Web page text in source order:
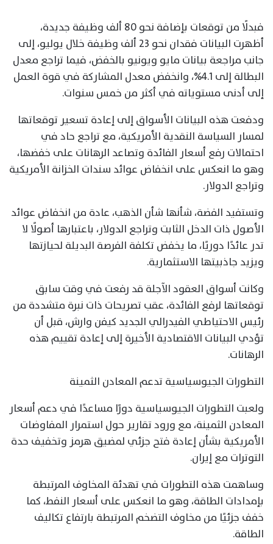
فبدلًا من توقعات بإضافة نحو 80 ألف وظيفة جديدة،
أظهرت البيانات فقدان نحو 23 ألف وظيفة خلال يوليو، إلى
جانب مراجعة بيانات مايو ويونيو بالخفض، فيما تراجع معدل
البطالة إلى 4.1%، وانخفض معدل المشاركة في قوة العمل
إلى أدنى مستوياته في أكثر من خمس سنوات.
ودفعت هذه البيانات الأسواق إلى إعادة تسعير توقعاتها
لمسار السياسة النقدية الأمريكية، مع تراجع حاد في
احتمالات رفع أسعار الفائدة وتصاعد الرهانات على خفضها،
وهو ما انعكس على انخفاض عوائد سندات الخزانة الأمريكية
وتراجع الدولار.
وتستفيد الفضة، شأنها شأن الذهب، عادة من انخفاض عوائد
الأصول ذات الدخل الثابت وتراجع الدولار، باعتبارها أصولًا لا
تدر عائدًا دوريًا، ما يخفض تكلفة الفرصة البديلة لحيازتها
ويزيد جاذبيتها الاستثمارية.
وكانت أسواق العقود الآجلة قد رفعت في وقت سابق
توقعاتها لرفع الفائدة، عقب تصريحات ذات نبرة متشددة من
رئيس الاحتياطي الفيدرالي الجديد كيفن وارش، قبل أن
تؤدي البيانات الاقتصادية الأخيرة إلى إعادة تقييم هذه
الرهانات.
التطورات الجيوسياسية تدعم المعادن الثمينة
ولعبت التطورات الجيوسياسية دورًا مساعدًا في دعم أسعار
المعادن الثمينة، مع ورود تقارير حول استمرار المفاوضات
الأمريكية بشأن إعادة فتح جزئي لمضيق هرمز وتخفيف حدة
التوترات مع إيران.
وساهمت هذه التطورات في تهدئة المخاوف المرتبطة
بإمدادات الطاقة، وهو ما انعكس على أسعار النفط، كما
خفف جزئيًا من مخاوف التضخم المرتبطة بارتفاع تكاليف
الطاقة.